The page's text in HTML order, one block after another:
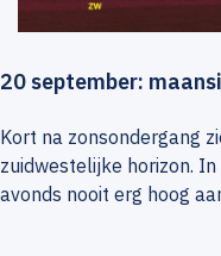
20 september:
Kort na zonsondergang
zuidwestelijke horizon.
avonds nooit erg hoog